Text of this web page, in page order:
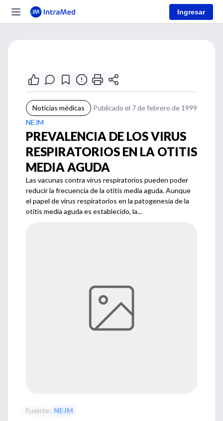
Ingresar
Noticias médicas
Publicado el 7 de febrero de 1999
NEJM
PREVALENCIA DE LOS VIRUS
RESPIRATORIOS EN LA OTITIS
MEDIA AGUDA
Las vacunas contra virus respiratorios pueden poder
reducir la frecuencia de la otitis media aguda. Aunque
el papel de virus respiratorios en la patogenesia de la
otitis media aguda es establecido, la...
Fuente: NEJM